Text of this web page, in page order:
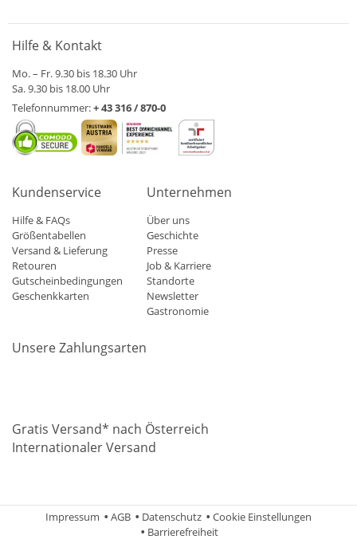
Hilfe & Kontakt
Mo. – Fr. 9.30 bis 18.30 Uhr
Sa. 9.30 bis 18.00 Uhr
Telefonnummer:+ 43 316 / 870-0
Kundenservice
Hilfe & FAQs
Größentabellen
Versand & Lieferung
Retouren
Gutscheinbedingungen
Geschenkkarten
Unternehmen
Über uns
Geschichte
Presse
Job & Karriere
Standorte
Newsletter
Gastronomie
Unsere Zahlungsarten
Gratis Versand* nach Österreich
Internationaler Versand
Impressum AGB Datenschutz
Cookie Einstellungen
Barrierefreiheit